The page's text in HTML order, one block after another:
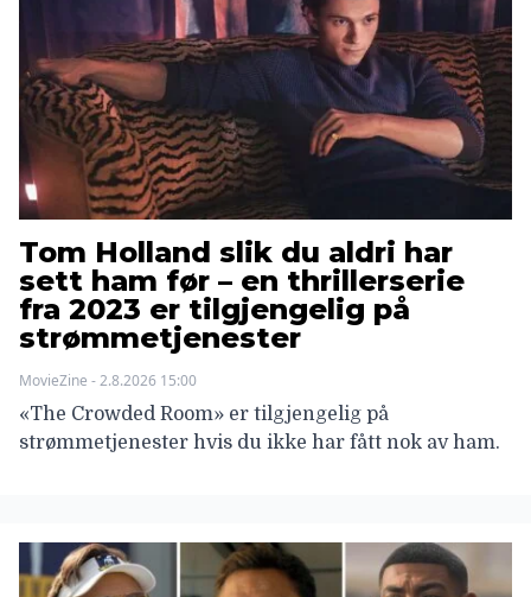
Tom Holland slik du aldri har
sett ham før – en thrillerserie
fra 2023 er tilgjengelig på
strømmetjenester
MovieZine - 2.8.2026 15:00
«The Crowded Room» er tilgjengelig på
strømmetjenester hvis du ikke har fått nok av ham.